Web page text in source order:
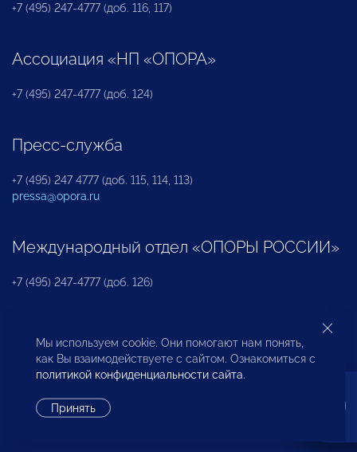
+7 (495) 247-4777 (доб. 116, 117)
Ассоциация «НП «ОПОРА»
+7 (495) 247-4777 (доб. 124)
Пресс-служба
+7 (495) 247 4777 (доб. 115, 114, 113)
pressa@opora.ru
Международный отдел «ОПОРЫ РОССИИ»
+7 (495) 247-4777 (доб. 126)
Бюро по защите прав предпринимателей и
инвесторов
Мы используем cookie. Они помогают нам понять,
как Вы взаимодействуете с сайтом. Ознакомиться с
политикой конфиденциальности сайта.
Принять